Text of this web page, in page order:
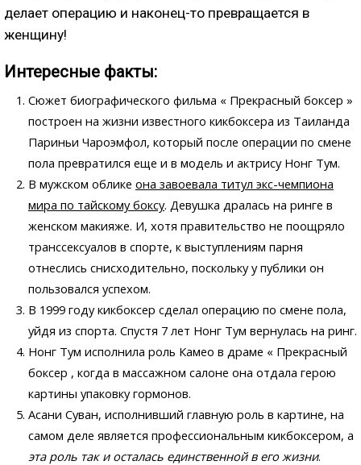
делает операцию и наконец-то превращается в
женщину!
Интересные факты:
Сюжет биографического фильма « Прекрасный боксер »
построен на жизни известного кикбоксера из Таиланда
Париньи Чароэмфол, который после операции по смене
пола превратился еще и в модель и актрису Нонг Тум.
В мужском облике она завоевала титул экс-чемпиона
мира по тайскому боксу. Девушка дралась на ринге в
женском макияже. И, хотя правительство не поощряло
транссексуалов в спорте, к выступлениям парня
отнеслись снисходительно, поскольку у публики он
пользовался успехом.
В 1999 году кикбоксер сделал операцию по смене пола,
уйдя из спорта. Спустя 7 лет Нонг Тум вернулась на ринг.
Нонг Тум исполнила роль Камео в драме « Прекрасный
боксер , когда в массажном салоне она отдала герою
картины упаковку гормонов.
Асани Суван, исполнивший главную роль в картине, на
самом деле является профессиональным кикбоксером, а
эта роль так и осталась единственной в его жизни.